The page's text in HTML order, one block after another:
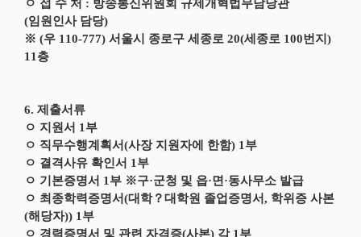
ㅇ 접 수 처 : 방송통신위원회 규제개혁법무담당관
(임원인사 담당)
※ (우 110-777) 서울시 종로구 세종로 20(세종로 100번지)
11층
6. 제출서류
ㅇ 지원서 1부
ㅇ 직무수행계획서(사장 지원자에 한함) 1부
ㅇ 결격사유 확인서 1부
ㅇ 기본증명서 1부 ※구·군청 및 읍·면·동사무소 발급
ㅇ 최종학력증명서(대학？대학원 졸업증명서, 학위증 사본
(해당자)) 1부
ㅇ 경력증명서 및 관련 자격증(사본) 각 1부